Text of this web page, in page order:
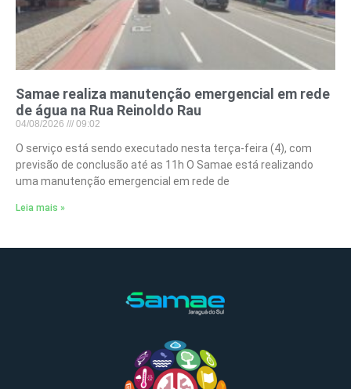
Samae realiza manutenção emergencial em rede
de água na Rua Reinoldo Rau
04/08/2026 09:02
O serviço está sendo executado nesta terça-feira (4), com
previsão de conclusão até as 11h O Samae está realizando
uma manutenção emergencial em rede de
Leia mais »